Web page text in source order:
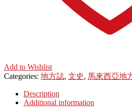
Add to Wishlist
Categories: 地方誌, 文史, 馬來西亞地
Description
Additional information